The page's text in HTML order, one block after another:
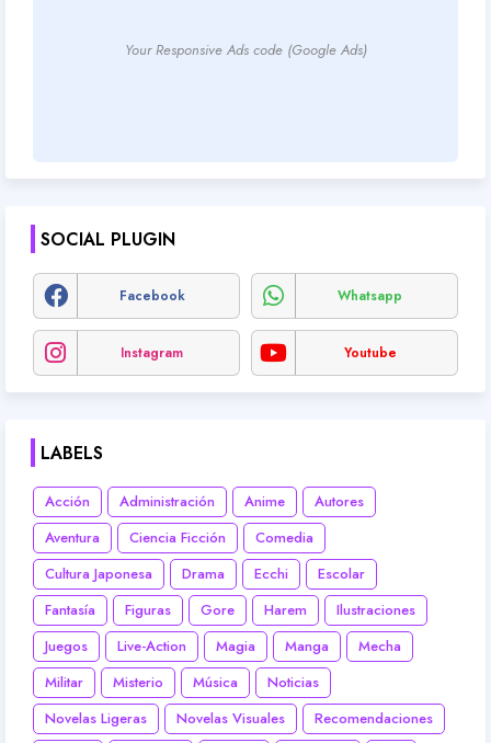
Your Responsive Ads code (Google Ads)
SOCIAL PLUGIN
Facebook Whatsapp
Instagram Youtube
LABELS
Acción Administración Anime
Autores
Aventura
Ciencia Ficción
Comedia
Cultura Japonesa
Drama Ecchi
Escolar
Fantasía
Figuras Gore Harem
Ilustraciones
Juegos
Live-Action Magia Manga
Mecha
Militar
Misterio Música
Noticias
Novelas Ligeras
Novelas Visuales
Recomendaciones